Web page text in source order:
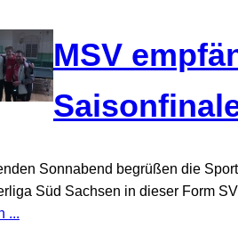
MSV
Sonnabend begrüßen die
Süd Sachsen in dieser Form
...